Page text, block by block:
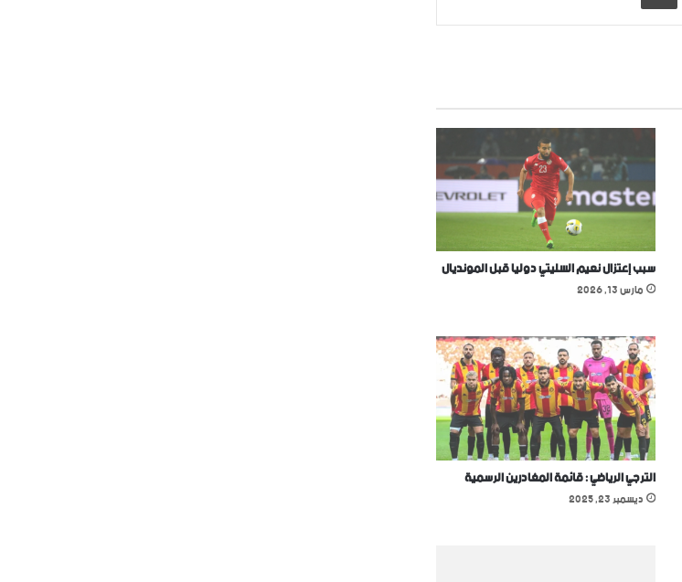
سبب إعتزال نعيم السليتي دوليا قبل المونديال
مارس 13, 2026
الترجي الرياضي : قائمة المغادرين الرسمية
ديسمبر 23, 2025